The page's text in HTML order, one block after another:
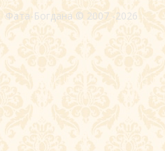
Фата-Богдана © 2007 -2026